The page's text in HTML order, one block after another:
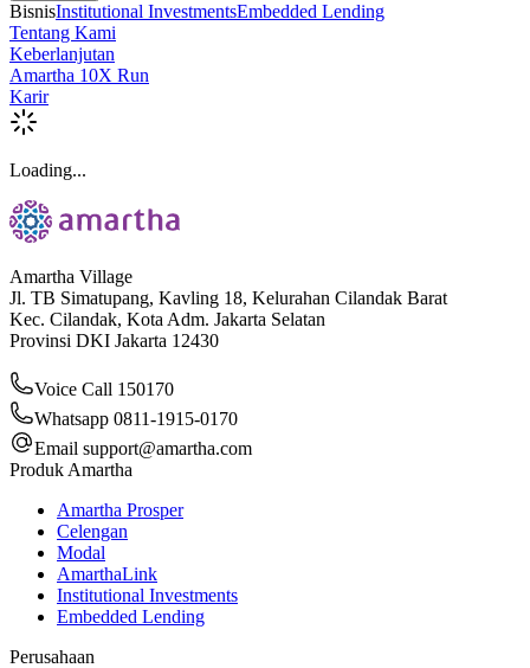
BisnisInstitutional InvestmentsEmbedded Lending
Tentang Kami
Keberlanjutan
Amartha 10X Run
Karir
Loading...
Amartha Village
Jl. TB Simatupang, Kavling 18, Kelurahan Cilandak Barat
Kec. Cilandak, Kota Adm. Jakarta Selatan
Provinsi DKI Jakarta 12430
Voice Call 150170
Whatsapp 0811-1915-0170
Email support@amartha.com
Produk Amartha
Amartha Prosper
Celengan
Modal
AmarthaLink
Institutional Investments
Embedded Lending
Perusahaan